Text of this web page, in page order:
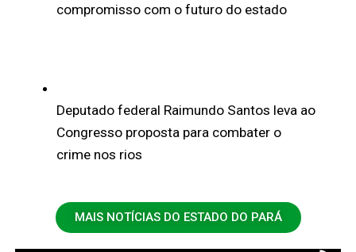
compromisso com o futuro do estado
Deputado federal Raimundo Santos leva ao
Congresso proposta para combater o
crime nos rios
MAIS NOTÍCIAS DO ESTADO DO PARÁ